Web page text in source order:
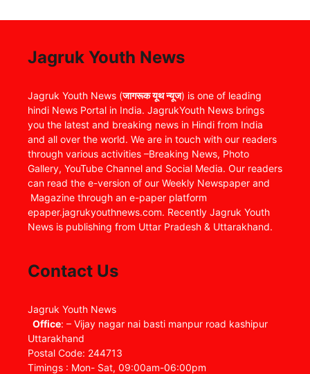
Jagruk Youth News
Jagruk Youth News (जागरूक यूथ न्यूज) is one of leading
hindi News Portal in India. JagrukYouth News brings
you the latest and breaking news in Hindi from India
and all over the world. We are in touch with our readers
through various activities –Breaking News, Photo
Gallery, YouTube Channel and Social Media. Our readers
can read the e-version of our Weekly Newspaper and
Magazine through an e-paper platform
epaper.jagrukyouthnews.com. Recently Jagruk Youth
News is publishing from Uttar Pradesh & Uttarakhand.
Contact Us
Jagruk Youth News
Office: – Vijay nagar nai basti manpur road kashipur
Uttarakhand
Postal Code: 244713
Timings : Mon- Sat, 09:00am-06:00pm